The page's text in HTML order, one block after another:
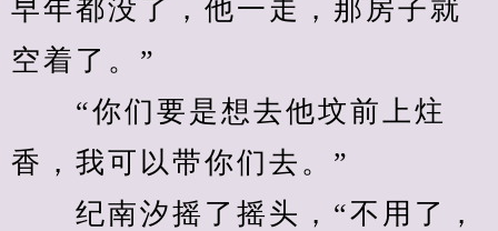
早年都没了，他一走，那房子就
空着了。”
“你们要是想去他坟前上炷
香，我可以带你们去。”
纪南汐摇了摇头，“不用了，